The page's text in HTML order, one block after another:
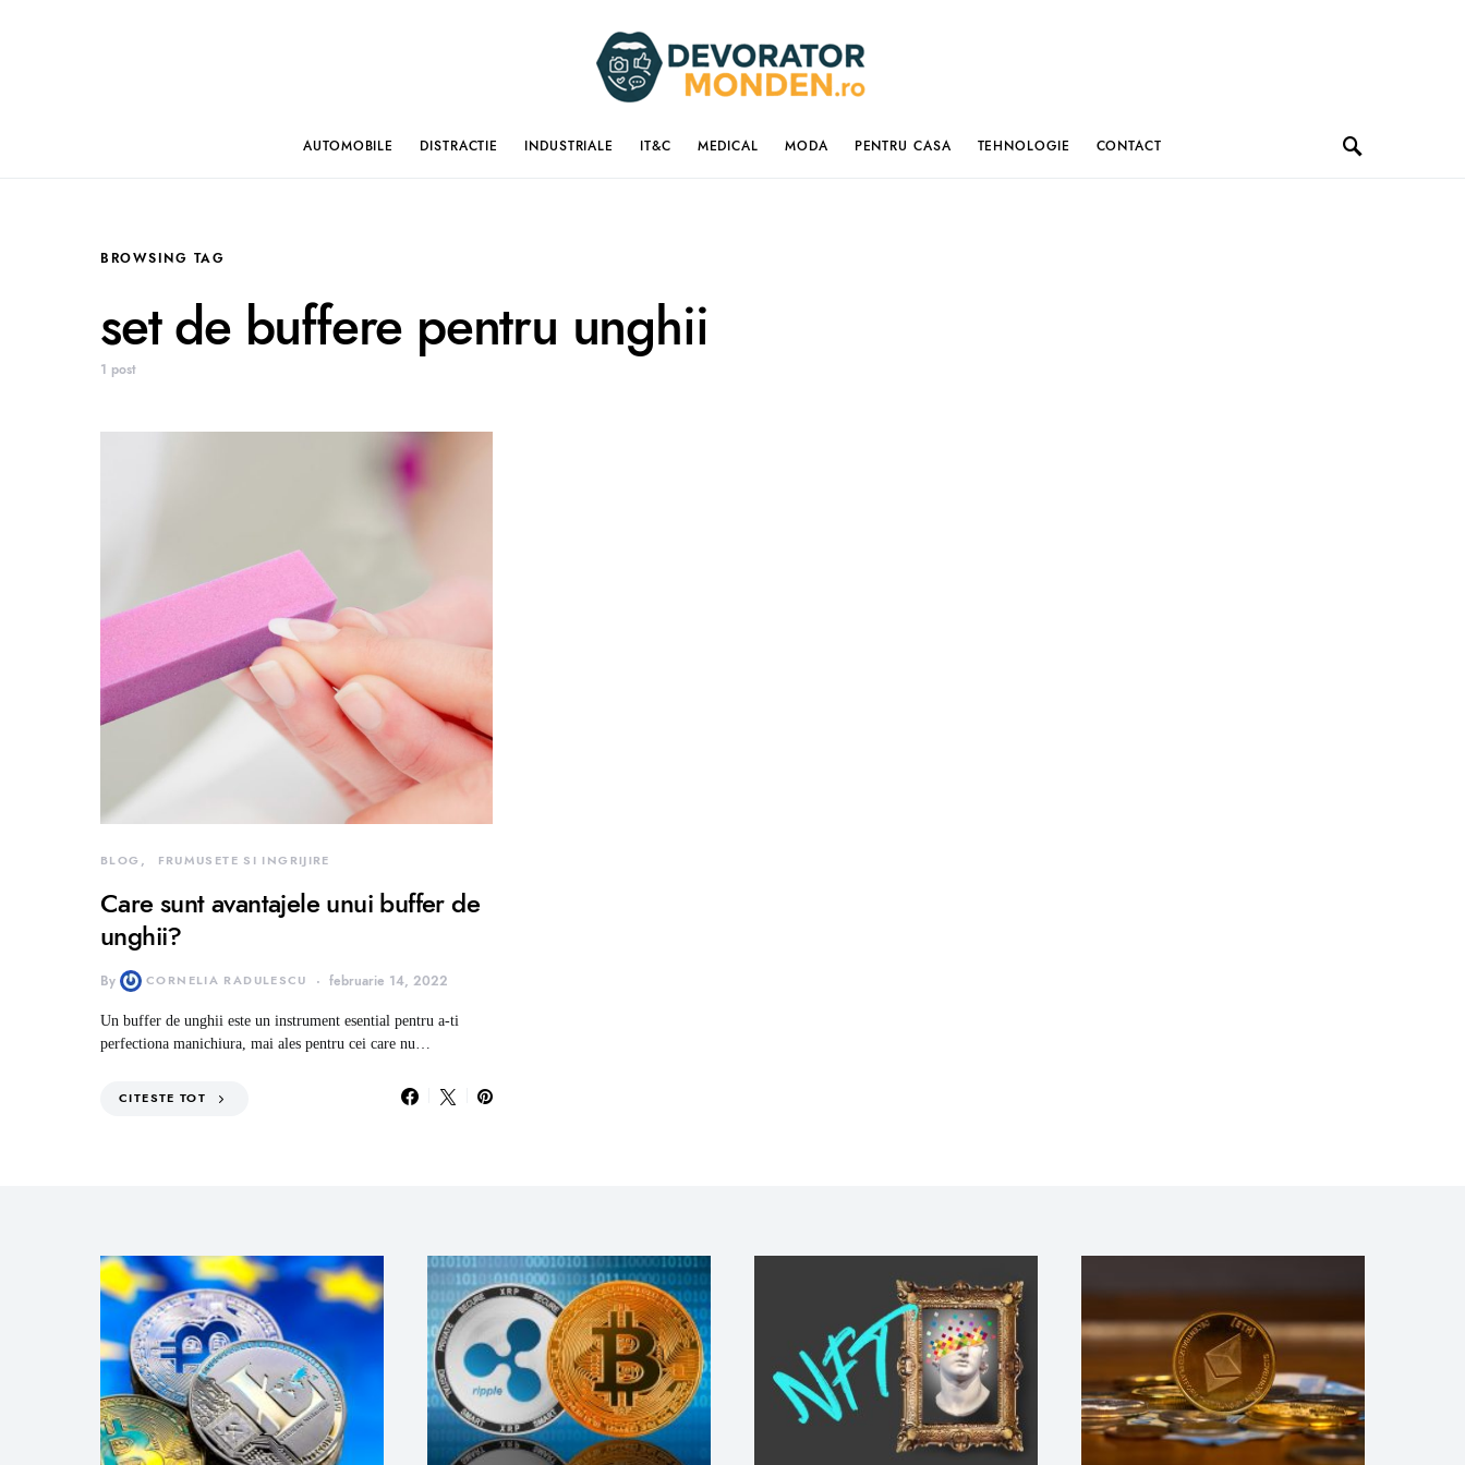
AUTOMOBILE DISTRACTIE INDUSTRIALE IT&C MEDICAL MODA PENTRU CASA TEHNOLOGIE CONTACT
BROWSING TAG
set de buffere pentru unghii
1 post
BLOG FRUMUSETE SI INGRIJIRE
Care sunt avantajele unui buffer de
unghii?
By CORNELIA RADULESCU februarie 14, 2022
Un buffer de unghii este un instrument esential pentru a-ti
perfectiona manichiura, mai ales pentru cei care nu…
CITESTE TOT